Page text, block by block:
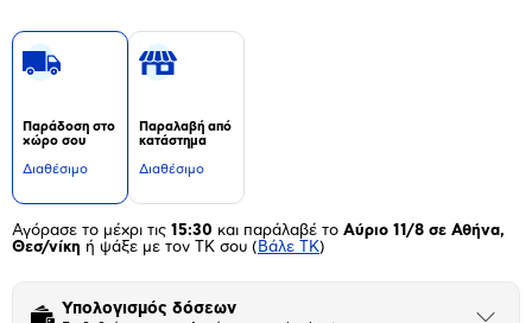
Παράδοση στο
χώρο σου
Διαθέσιμο
Παραλαβή από
κατάστημα
Διαθέσιμο
Αγόρασε το μέχρι τις 15:30 και παράλαβέ το Αύριο 11/8 σε Αθήνα,
Θεσ/νίκη ή ψάξε με τον ΤΚ σου ( Βάλε ΤΚ)
Υπολογισμός δόσεων